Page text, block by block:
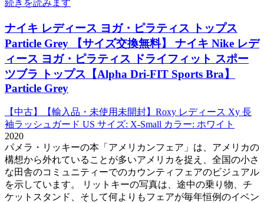
続きを読みます
ナイキ レディース ヨガ・ピラティス トップス
Particle Grey 【サイズ交換無料】 ナイキ Nike レデ
ィース ヨガ・ピラティス ドライフィット スポー
ツブラ トップス【Alpha Dri-FIT Sports Bra】
Particle Grey
【中古】【輸入品・未使用未開封】Roxy レディース Xy 長
袖ラッシュガード US サイズ: X-Small カラー: ホワイト
2020
パメラ・リッキーの本「アメリカンフェア」は、アメリカの
構想から外れていることが多いアメリカを捉え、全国の小さ
な田舎のコミュニティーでのカウンティフェアのビジュアル
を示しています。 リットキーの写真は、途中の乗り物、チ
ケットスタンド、そして何よりもフェアが毎年恒例のイベン